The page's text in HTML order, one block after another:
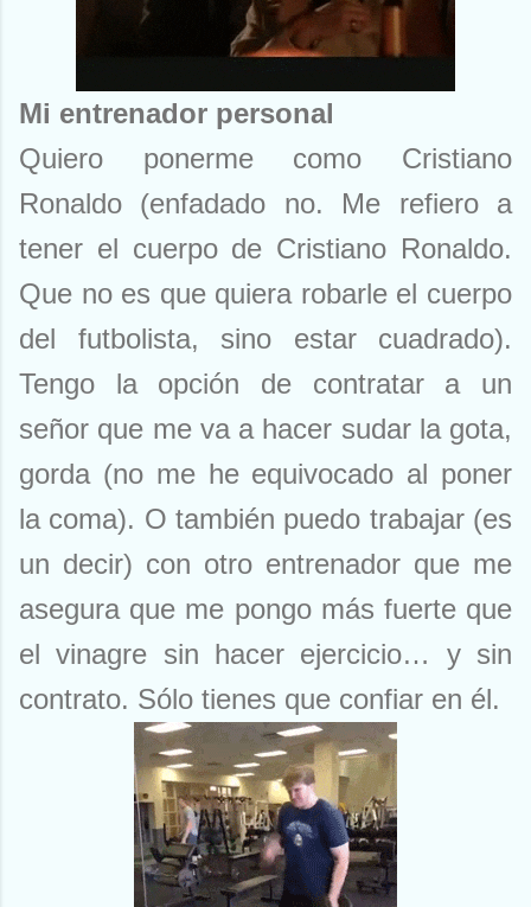
Mi entrenador personal
Quiero ponerme como Cristiano
Ronaldo (enfadado no. Me refiero a
tener el cuerpo de Cristiano Ronaldo.
Que no es que quiera robarle el cuerpo
del futbolista, sino estar cuadrado).
Tengo la opción de contratar a un
señor que me va a hacer sudar la gota,
gorda (no me he equivocado al poner
la coma). O también puedo trabajar (es
un decir) con otro entrenador que me
asegura que me pongo más fuerte que
el vinagre sin hacer ejercicio… y sin
contrato. Sólo tienes que confiar en él.